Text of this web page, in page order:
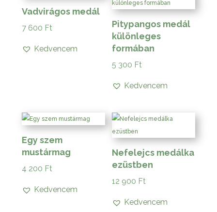
Vadvirágos medál
7 600 Ft
Kedvencem
Pitypangos medál
különleges
formában
5 300 Ft
Kedvencem
Egy szem
mustármag
4 200 Ft
Kedvencem
Nefelejcs medálka
ezüstben
12 900 Ft
Kedvencem